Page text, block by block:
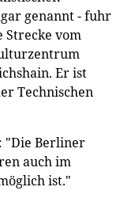
genannt - fuhr
vom
Er ist
Technischen
"Die Berliner
auch im
ist."